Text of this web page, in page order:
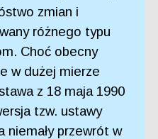
zmian i
różnego typu
Choć obecny
w dużej mierze
z 18 maja 1990
tzw. ustawy
niemały przewrót w